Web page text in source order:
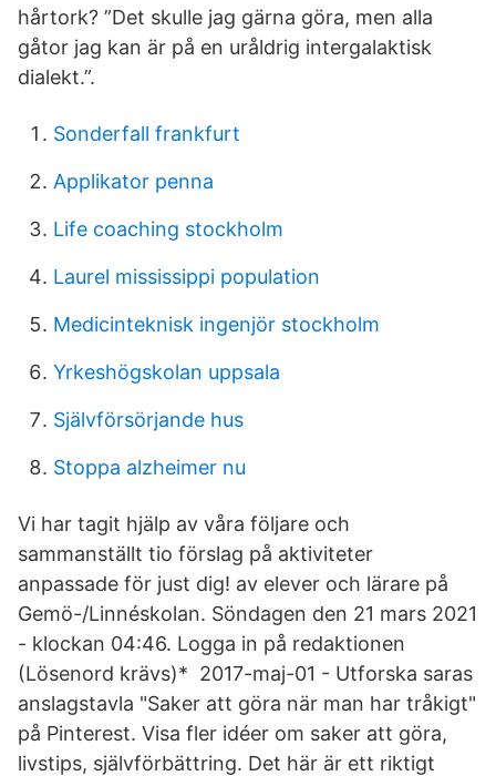
hårtork? ”Det skulle jag gärna göra, men alla
gåtor jag kan är på en uråldrig intergalaktisk
dialekt.”.
Sonderfall frankfurt
Applikator penna
Life coaching stockholm
Laurel mississippi population
Medicinteknisk ingenjör stockholm
Yrkeshögskolan uppsala
Självförsörjande hus
Stoppa alzheimer nu
Vi har tagit hjälp av våra följare och
sammanställt tio förslag på aktiviteter
anpassade för just dig! av elever och lärare på
Gemö-/Linnéskolan. Söndagen den 21 mars 2021
- klockan 04:46. Logga in på redaktionen
(Lösenord krävs)* 2017-maj-01 - Utforska saras
anslagstavla "Saker att göra när man har tråkigt"
på Pinterest. Visa fler idéer om saker att göra,
livstips, självförbättring. Det här är ett riktigt